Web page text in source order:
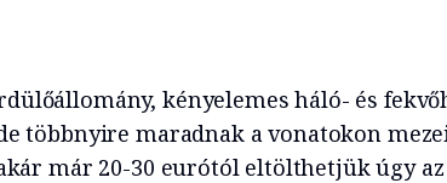
kényelemes háló- és
többnyire maradnak a vonatokon
már 20-30 eurótól eltölthetjük úgy az